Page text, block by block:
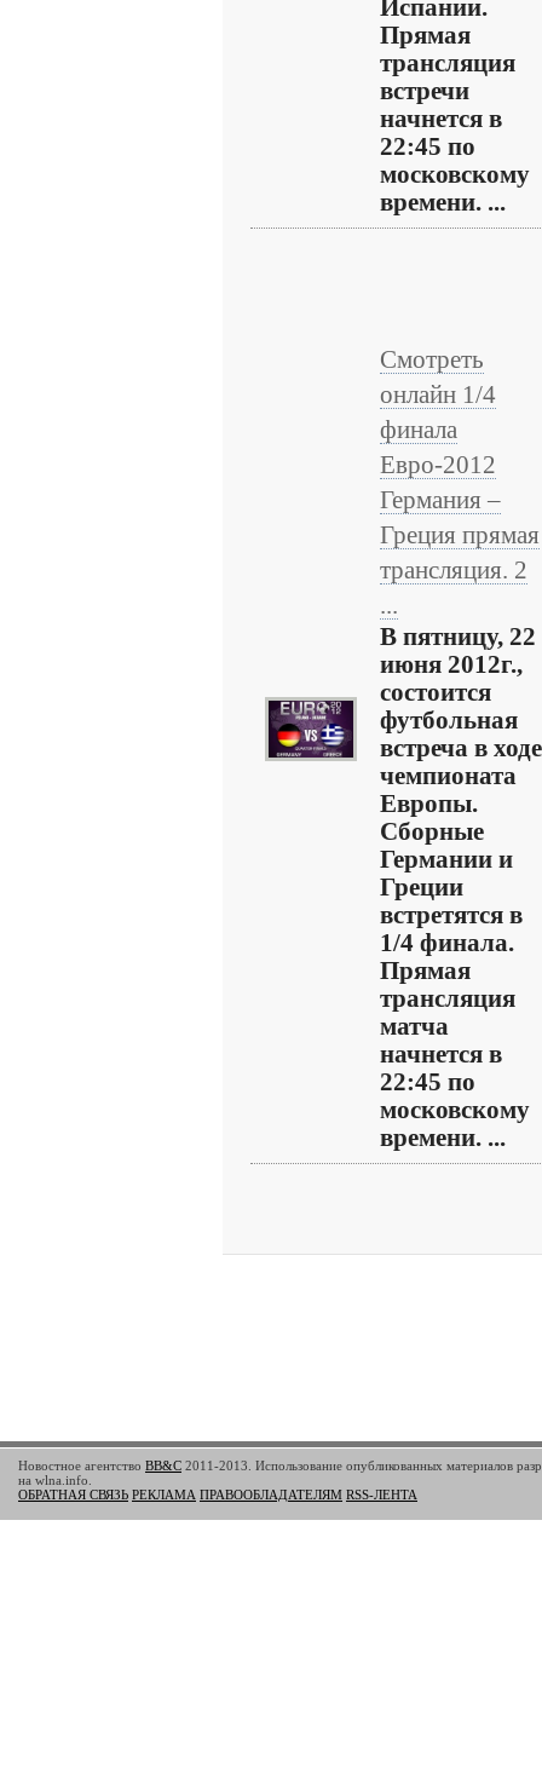
Испании.
Прямая
трансляция
встречи
начнется в
22:45 по
московскому
времени. ...
Смотреть
онлайн 1/4
финала
Евро-2012
Германия –
Греция прямая
трансляция. 2
...
В пятницу, 22
июня 2012г.,
состоится
футбольная
встреча в ходе
чемпионата
Европы.
Сборные
Германии и
Греции
встретятся в
1/4 финала.
Прямая
трансляция
матча
начнется в
22:45 по
московскому
времени. ...
Новостное агентство BB&C 2011-2013. Использование опубликованных материалов
на wlna.info.
ОБРАТНАЯ СВЯЗЬ РЕКЛАМА ПРАВООБЛАДАТЕЛЯМ RSS-ЛЕНТА